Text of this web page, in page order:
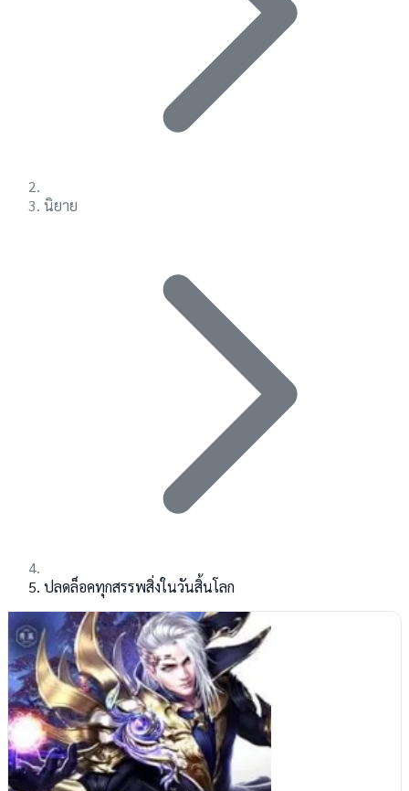
นิยาย
ปลดล็อคทุกสรรพสิ่งในวันสิ้นโลก